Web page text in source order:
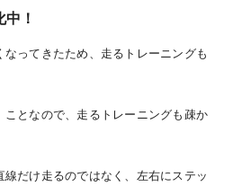
中！
ってきたため、走るトレーニングも
となので、走るトレーニングも疎か
だけ走るのではなく、左右にステッ